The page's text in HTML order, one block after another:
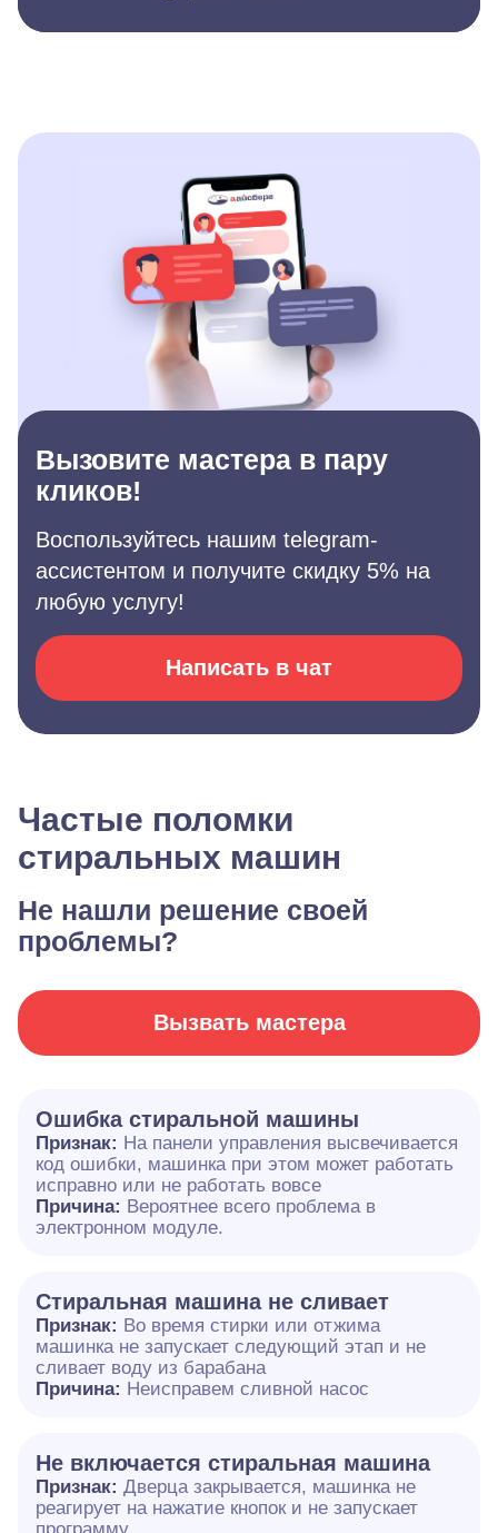
Вызовите мастера в пару
кликов!
Воспользуйтесь нашим telegram-
ассистентом и получите скидку 5% на
любую услугу!
Написать в чат
Частые поломки
стиральных машин
Не нашли решение своей
проблемы?
Вызвать мастера
Ошибка стиральной машины
Признак: На панели управления высвечивается
код ошибки, машинка при этом может работать
исправно или не работать вовсе
Причина: Вероятнее всего проблема в
электронном модуле.
Cтиральная машина не сливает
Признак: Во время стирки или отжима
машинка не запускает следующий этап и не
сливает воду из барабана
Причина: Неисправем сливной насос
Не включается стиральная машина
Признак: Дверца закрывается, машинка не
реагирует на нажатие кнопок и не запускает